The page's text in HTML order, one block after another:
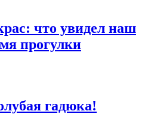
что увидел наш
прогулки
гадюка!